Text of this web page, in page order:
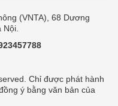
(VNTA), 68 Dương
Chỉ được phát hành
ý bằng văn bản của